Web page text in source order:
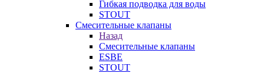
Гибкая подводка для воды
STOUT
Смесительные клапаны
Назад
Смесительные клапаны
ESBE
STOUT